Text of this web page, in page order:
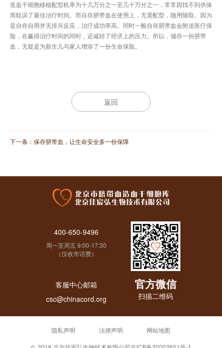
造血干细胞移植配型机率为十几万分之一至几十万分之一，常常因找不到供体
而耽误了最佳治疗时间。而自存脐带血在使用上，无需配型，随用随取。因为
是自存自用并无排斥反应，治疗成功率高。同时一般自存脐带血会附送医疗保
险，在赢得治疗时间的同时，还减轻了经济上的压力。所以，储存一份脐带
血，无疑是为新生儿与家人增添了一份生命保险。
返回
下一条： 保存脐带血，让生命安全多一份保障
官方微信
扫描二维码
400-650-9496
周一至周五 9:00-17:30
（仅收市话费）
客服中心邮箱
csc@chinacord.org
隐私声明 法律声明
网站地图